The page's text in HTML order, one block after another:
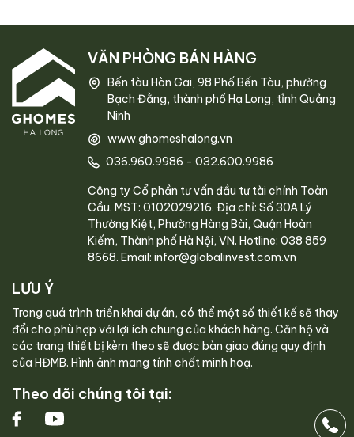
VĂN PHÒNG BÁN HÀNG
Bến tàu Hòn Gai, 98 Phố Bến Tàu, phường
Bạch Đằng, thành phố Hạ Long, tỉnh Quảng
Ninh
www.ghomeshalong.vn
036.960.9986 - 032.600.9986
Công ty Cổ phần tư vấn đầu tư tài chính Toàn
Cầu. MST: 0102029216. Địa chỉ: Số 30A Lý
Thường Kiệt, Phường Hàng Bài, Quận Hoàn
Kiếm, Thành phố Hà Nội, VN. Hotline: 038 859
8668. Email: infor@globalinvest.com.vn
LƯU Ý
Trong quá trình triển khai dự án, có thể một số thiết kế sẽ thay
đổi cho phù hợp với lợi ích chung của khách hàng. Căn hộ và
các trang thiết bị kèm theo sẽ được bàn giao đúng quy định
của HĐMB. Hình ảnh mang tính chất minh hoạ.
Theo dõi chúng tôi tại: